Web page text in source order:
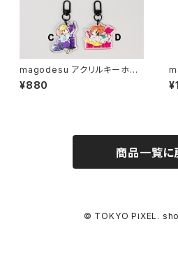
magodesu アクリルキーホル
ダー
¥880
商品一覧に
© TOKYO PiXEL.